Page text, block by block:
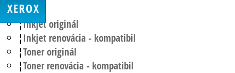
XEROX
Inkjet originál
Inkjet renovácia - kompatibil
Toner originál
Toner renovácia - kompatibil